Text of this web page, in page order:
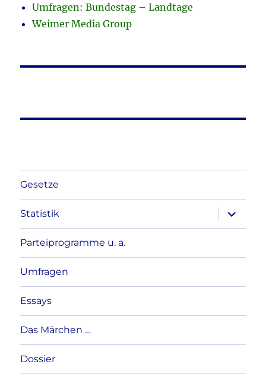
Umfragen: Bundestag – Landtage
Weimer Media Group
Gesetze
Statistik
anzeigen
Parteiprogramme u. a.
Umfragen
Essays
Das Märchen …
Dossier